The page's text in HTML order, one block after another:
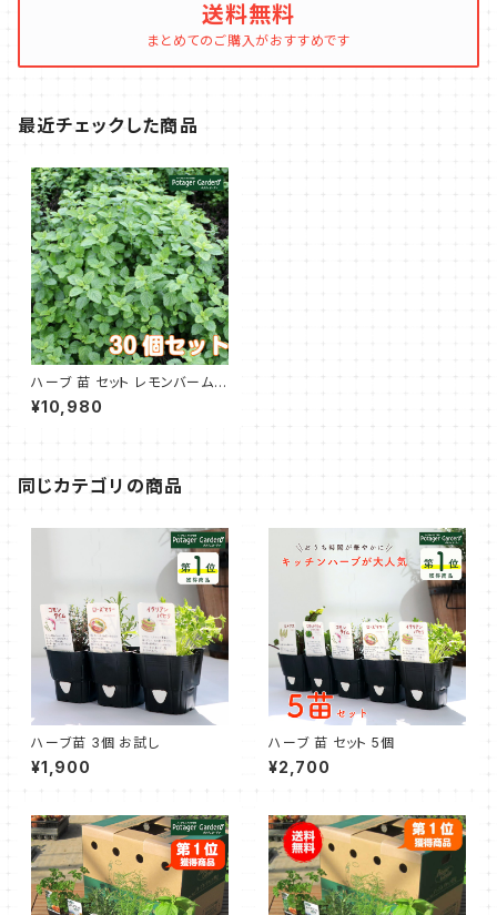
送料無料
まとめてのご購入がおすすめです
最近チェックした商品
ハーブ 苗 セット レモンバーム 3
0個
¥10,980
同じカテゴリの商品
ハーブ苗 3個 お試し
¥1,900
ハーブ 苗 セット 5個
¥2,700